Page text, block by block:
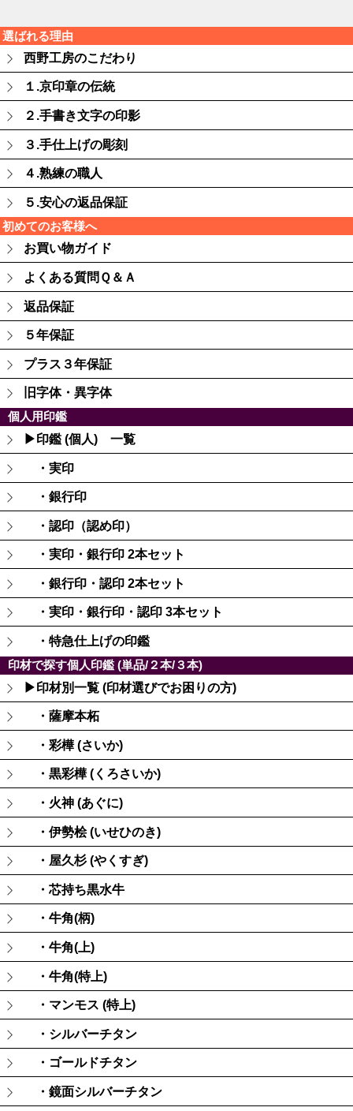
選ばれる理由
西野工房のこだわり
１.京印章の伝統
２.手書き文字の印影
３.手仕上げの彫刻
４.熟練の職人
５.安心の返品保証
初めてのお客様へ
お買い物ガイド
よくある質問Ｑ＆Ａ
返品保証
５年保証
プラス３年保証
旧字体・異字体
個人用印鑑
▶印鑑 (個人) 一覧
・実印
・銀行印
・認印（認め印）
・実印・銀行印 2本セット
・銀行印・認印 2本セット
・実印・銀行印・認印 3本セット
・特急仕上げの印鑑
印材で探す個人印鑑 (単品/２本/３本)
▶印材別一覧 (印材選びでお困りの方)
・薩摩本柘
・彩樺 (さいか)
・黒彩樺 (くろさいか)
・火神 (あぐに)
・伊勢桧 (いせひのき)
・屋久杉 (やくすぎ)
・芯持ち黒水牛
・牛角(柄)
・牛角(上)
・牛角(特上)
・マンモス (特上)
・シルバーチタン
・ゴールドチタン
・鏡面シルバーチタン